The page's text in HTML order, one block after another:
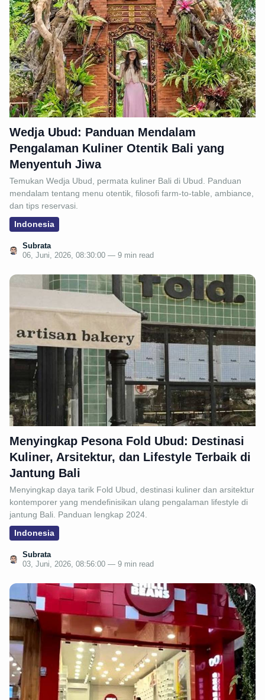
Wedja Ubud: Panduan Mendalam
Pengalaman Kuliner Otentik Bali yang
Menyentuh Jiwa
Temukan Wedja Ubud, permata kuliner Bali di Ubud. Panduan
mendalam tentang menu otentik, filosofi farm-to-table, ambiance,
dan tips reservasi.
Indonesia
Subrata
06, Juni, 2026, 08:30:00 — 9 min read
Menyingkap Pesona Fold Ubud: Destinasi
Kuliner, Arsitektur, dan Lifestyle Terbaik di
Jantung Bali
Menyingkap daya tarik Fold Ubud, destinasi kuliner dan arsitektur
kontemporer yang mendefinisikan ulang pengalaman lifestyle di
jantung Bali. Panduan lengkap 2024.
Indonesia
Subrata
03, Juni, 2026, 08:56:00 — 9 min read